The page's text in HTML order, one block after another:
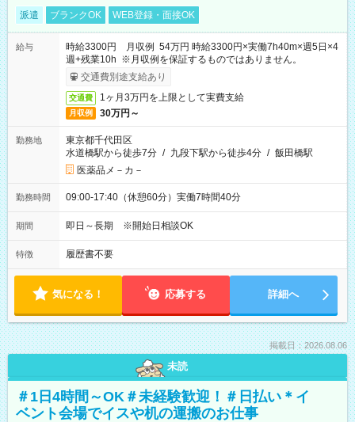
派遣 ブランクOK WEB登録・面接OK
給与
時給3300円 月収例 54万円 時給3300円×実働7h40m×週5日×4
週+残業10h ※月収例を保証するものではありません。
交通費別途支給あり
交通費 1ヶ月3万円を上限として実費支給
月収例 30万円～
勤務地
東京都千代田区
水道橋駅から徒歩7分 / 九段下駅から徒歩4分 / 飯田橋駅
医薬品メ－カ－
勤務時間 09:00-17:40（休憩60分）実働7時間40分
期間 即日～長期 ※開始日相談OK
特徴 履歴書不要
気になる！ 応募する 詳細へ
掲載日：2026.08.06
未読
＃1日4時間～OK＃未経験歓迎！＃日払い＊イ
ベント会場でイスや机の運搬のお仕事